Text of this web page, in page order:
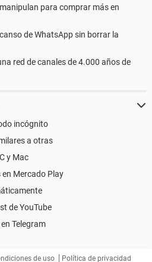
para comprar más en
de WhatsApp sin borrar la
red de canales de 4.000 años de
incógnito
a otras
y Mac
Mercado Play
de YouTube
Telegram
de uso Política de privacidad